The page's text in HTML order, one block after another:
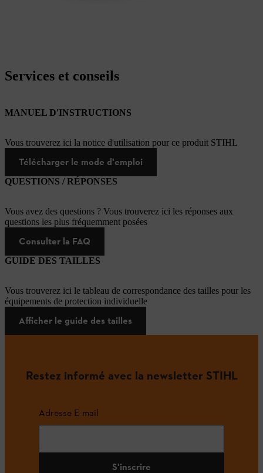
Services et conseils
MANUEL D'INSTRUCTIONS
Vous trouverez ici la notice d'utilisation pour ce produit STIHL
Télécharger le mode d'emploi
QUESTIONS / RÉPONSES
Vous avez des questions ? Vous trouverez ici les réponses aux
questions les plus fréquemment posées
Consulter la FAQ
GUIDE DES TAILLES
Vous trouverez ici le tableau de correspondance des tailles pour les
équipements de protection individuelle
Afficher le guide des tailles
Restez informé avec la newsletter STIHL
Adresse E-mail
S'inscrire